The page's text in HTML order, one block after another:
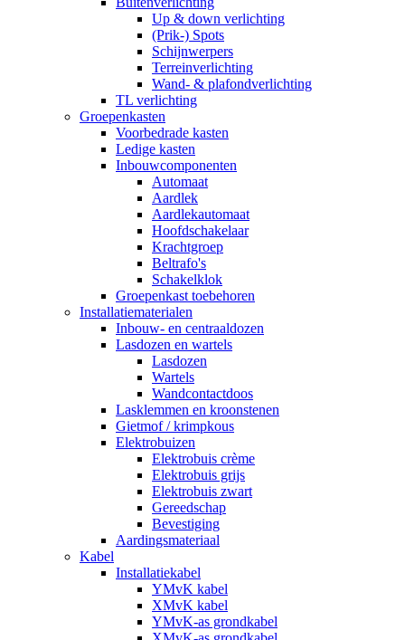
Up & down verlichting
(Prik-) Spots
Schijnwerpers
Terreinverlichting
Wand- & plafondverlichting
TL verlichting
Groepenkasten
Voorbedrade kasten
Ledige kasten
Inbouwcomponenten
Automaat
Aardlek
Aardlekautomaat
Hoofdschakelaar
Krachtgroep
Beltrafo's
Schakelklok
Groepenkast toebehoren
Installatiematerialen
Inbouw- en centraaldozen
Lasdozen en wartels
Lasdozen
Wartels
Wandcontactdoos
Lasklemmen en kroonstenen
Gietmof / krimpkous
Elektrobuizen
Elektrobuis crème
Elektrobuis grijs
Elektrobuis zwart
Gereedschap
Bevestiging
Aardingsmateriaal
Kabel
Installatiekabel
YMvK kabel
XMvK kabel
YMvK-as grondkabel